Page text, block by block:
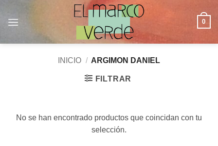
0
INICIO / ARGIMON DANIEL
FILTRAR
No se han encontrado productos que coincidan con tu
selección.